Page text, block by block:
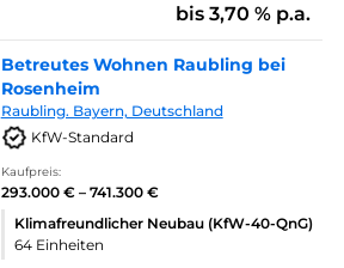
bis 3,70 % p.a.
Betreutes Wohnen Raubling bei
Rosenheim
Raubling. Bayern, Deutschland
KfW-Standard
Kaufpreis:
293.000 € – 741.300 €
Klimafreundlicher Neubau (KfW-40-QnG)
64 Einheiten